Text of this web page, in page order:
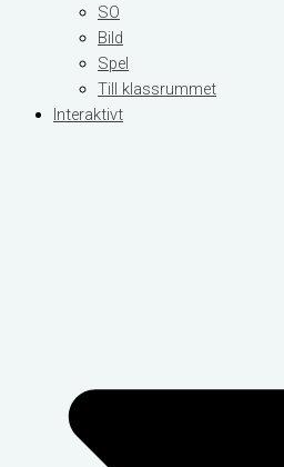
SO
Bild
Spel
Till klassrummet
Interaktivt